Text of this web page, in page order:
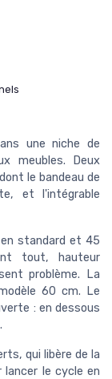
une niche de
meubles. Deux
le bandeau de
et l'intégrable
standard et 45
tout, hauteur
problème. La
60 cm. Le
: en dessous
qui libère de la
le cycle en